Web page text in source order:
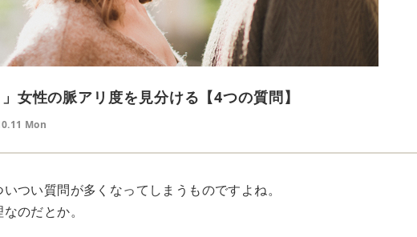
女性の脈アリ度を見分ける【4つの質問】
Mon
つい質問が多くなってしまうものですよね。
のだとか。